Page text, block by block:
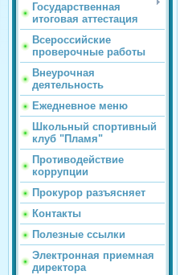
Государственная
итоговая аттестация
Всероссийские
проверочные работы
Внеурочная
деятельность
Ежедневное меню
Школьный спортивный
клуб "Пламя"
Противодействие
коррупции
Прокурор разъясняет
Контакты
Полезные ссылки
Электронная приемная
директора